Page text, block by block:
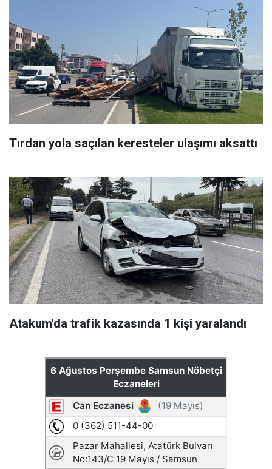
Tırdan yola saçılan keresteler ulaşımı aksattı
Atakum'da trafik kazasında 1 kişi yaralandı